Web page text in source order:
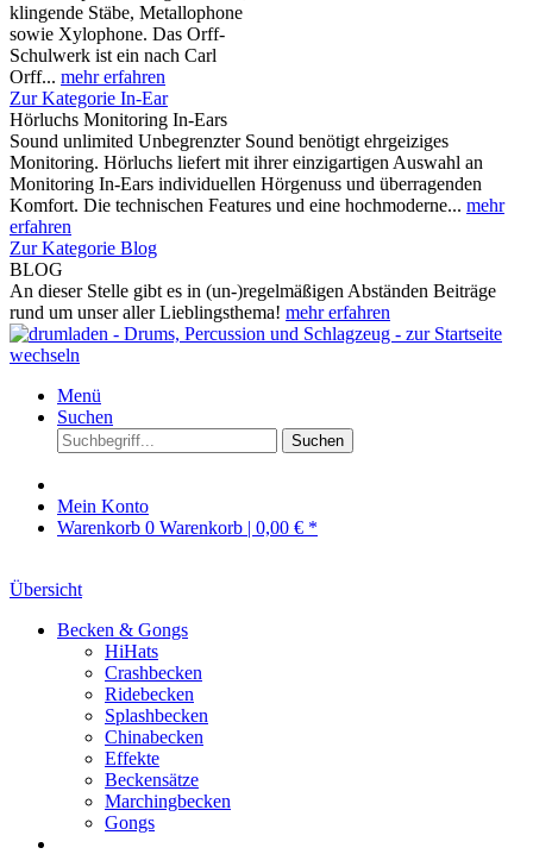
klingende Stäbe, Metallophone
sowie Xylophone. Das Orff-
Schulwerk ist ein nach Carl
Orff... mehr erfahren
Zur Kategorie In-Ear
Hörluchs Monitoring In-Ears
Sound unlimited Unbegrenzter Sound benötigt ehrgeiziges
Monitoring. Hörluchs liefert mit ihrer einzigartigen Auswahl an
Monitoring In-Ears individuellen Hörgenuss und überragenden
Komfort. Die technischen Features und eine hochmoderne... mehr
erfahren
Zur Kategorie Blog
BLOG
An dieser Stelle gibt es in (un-)regelmäßigen Abständen Beiträge
rund um unser aller Lieblingsthema! mehr erfahren
Menü
Suchen
Suchen
Mein Konto
Warenkorb 0 Warenkorb | 0,00 € *
Übersicht
Becken & Gongs
HiHats
Crashbecken
Ridebecken
Splashbecken
Chinabecken
Effekte
Beckensätze
Marchingbecken
Gongs